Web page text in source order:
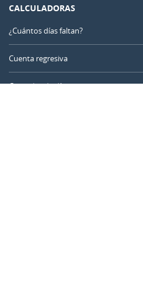
CALCULADORAS
¿Cuántos días faltan?
Cuenta regresiva
Contador de días